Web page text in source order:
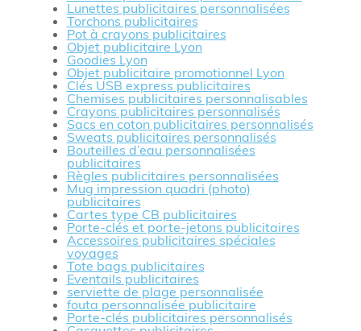
Lunettes publicitaires personnalisées
Torchons publicitaires
Pot à crayons publicitaires
Objet publicitaire Lyon
Goodies Lyon
Objet publicitaire promotionnel Lyon
Clés USB express publicitaires
Chemises publicitaires personnalisables
Crayons publicitaires personnalisés
Sacs en coton publicitaires personnalisés
Sweats publicitaires personnalisés
Bouteilles d’eau personnalisées
publicitaires
Règles publicitaires personnalisées
Mug impression quadri (photo)
publicitaires
Cartes type CB publicitaires
Porte-clés et porte-jetons publicitaires
Accessoires publicitaires spéciales
voyages
Tote bags publicitaires
Eventails publicitaires
serviette de plage personnalisée
fouta personnalisée publicitaire
Porte-clés publicitaires personnalisés